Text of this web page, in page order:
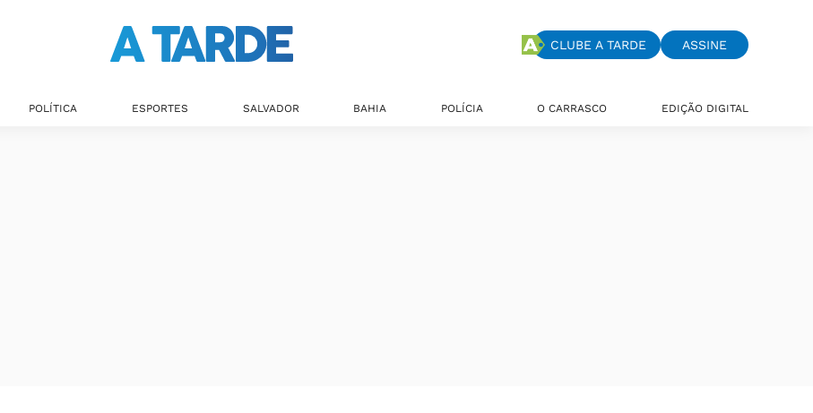
CLUBE A TARDE ASSINE
POLÍTICA ESPORTES SALVADOR BAHIA POLÍCIA O CARRASCO EDIÇÃO DIGITAL